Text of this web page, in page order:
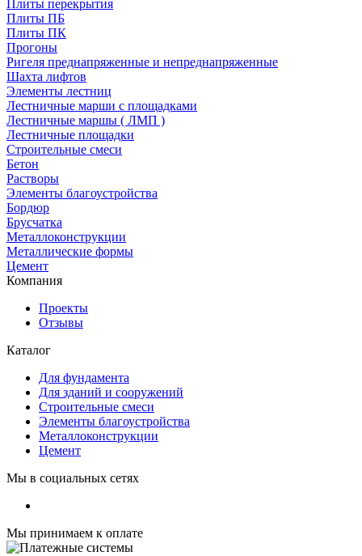
Плиты перекрытия
Плиты ПБ
Плиты ПК
Прогоны
Ригеля преднапряженные и непреднапряженные
Шахта лифтов
Элементы лестниц
Лестничные марши с площадками
Лестничные маршы ( ЛМП )
Лестничные площадки
Строительные смеси
Бетон
Растворы
Элементы благоустройства
Бордюр
Брусчатка
Металлоконструкции
Металлические формы
Цемент
Компания
Проекты
Отзывы
Каталог
Для фундамента
Для зданий и сооружений
Строительные смеси
Элементы благоустройства
Металлоконструкции
Цемент
Мы в социальных сетях
Мы принимаем к оплате